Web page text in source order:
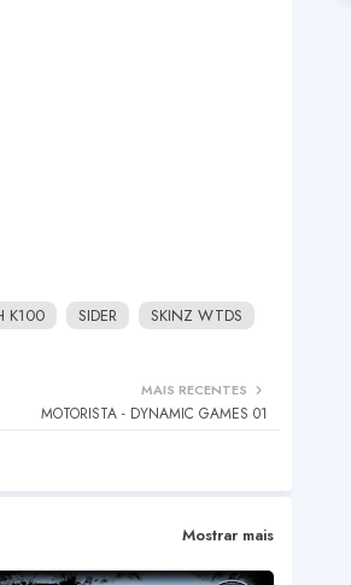
K100 SIDER
SKINZ WTDS
MAIS RECENTES
MOTORISTA - DYNAMIC GAMES 01
Mostrar mais